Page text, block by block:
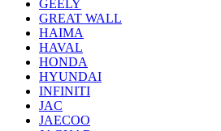
GEELY
GREAT WALL
HAIMA
HAVAL
HONDA
HYUNDAI
INFINITI
JAC
JAECOO